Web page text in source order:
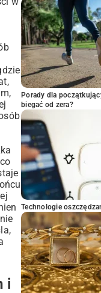
i
Porady dla
biegać od zera?
Technologie